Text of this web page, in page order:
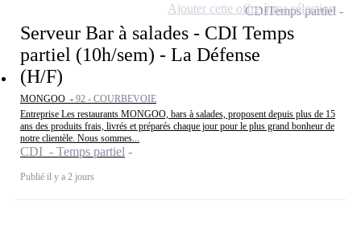
Serveur Bar à salades - CDI Temps
partiel (10h/sem) - La Défense
(H/F)
MONGOO - 92 - COURBEVOIE
Entreprise Les restaurants MONGOO, bars à salades, proposent depuis plus de 15
ans des produits frais, livrés et préparés chaque jour pour le plus grand bonheur de
notre clientèle. Nous sommes...
CDI - Temps partiel
Publié il y a 2 jours
CDITemps partiel
Ajouter cette offre à ma sélection